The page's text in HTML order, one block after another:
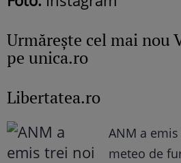
Urmăreşte cel mai nou
pe unica.ro
Libertatea.ro
ANM a
meteo de